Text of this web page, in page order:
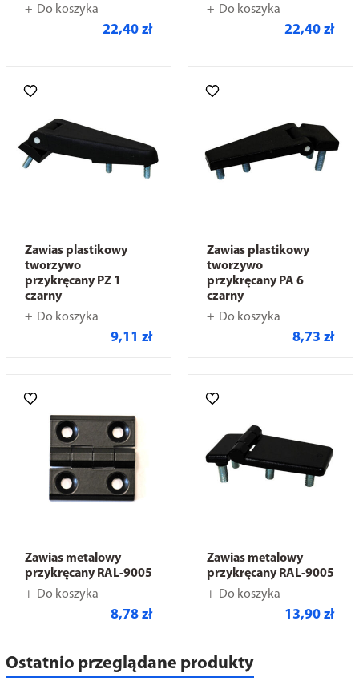
Do koszyka
22,40 zł
Do koszyka
22,40 zł
Zawias plastikowy
tworzywo
przykręcany PZ 1
czarny
Do koszyka
9,11 zł
Zawias plastikowy
tworzywo
przykręcany PA 6
czarny
Do koszyka
8,73 zł
Zawias metalowy
przykręcany RAL-9005
Do koszyka
8,78 zł
Zawias metalowy
przykręcany RAL-9005
Do koszyka
13,90 zł
Ostatnio przeglądane produkty